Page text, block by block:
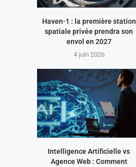
Haven-1 : la première station
spatiale privée prendra son
envol en 2027
4 juin 2026
Intelligence Artificielle vs
Agence Web : Comment